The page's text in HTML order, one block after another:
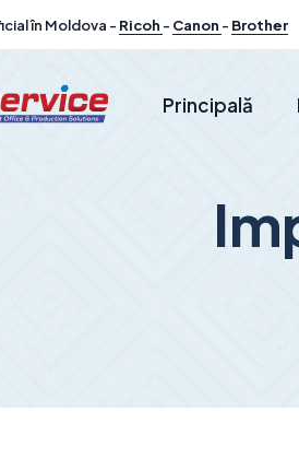
în Moldova - Ricoh - Canon - Brother
Principală